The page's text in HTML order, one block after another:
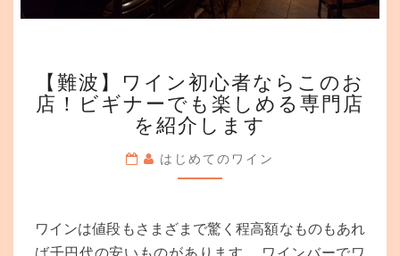
す
波】
ワ
イ
ン
初
心
な
ら
【難波】ワイン初心者ならこのお
店！ビギナーでも楽しめる専門店
を紹介します
はじめてのワイン
ワインは値段もさまざまで驚く程高額なものもあれ